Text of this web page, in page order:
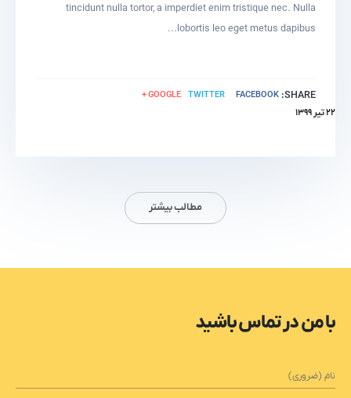
tincidunt nulla tortor, a imperdiet enim tristique nec. Nulla
lobortis leo eget metus dapibus...
SHARE:
FACEBOOK
TWITTER
GOOGLE +
۲۲ تیر ۱۳۹۹
مطالب بیشتر
با من در تماس باشید
مشخصات
فردی